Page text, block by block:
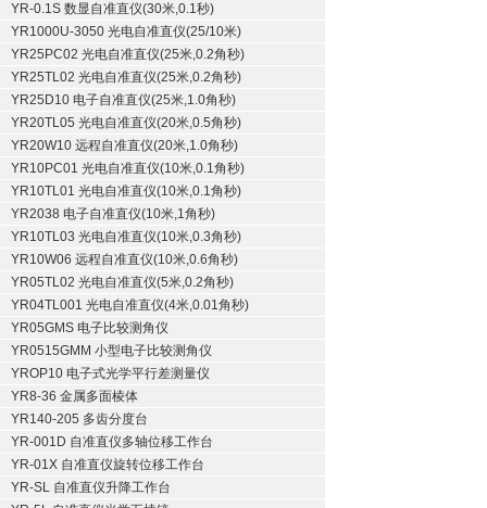
YR-0.1S 数显自准直仪(30米,0.1秒)
YR1000U-3050 光电自准直仪(25/10米)
YR25PC02 光电自准直仪(25米,0.2角秒)
YR25TL02 光电自准直仪(25米,0.2角秒)
YR25D10 电子自准直仪(25米,1.0角秒)
YR20TL05 光电自准直仪(20米,0.5角秒)
YR20W10 远程自准直仪(20米,1.0角秒)
YR10PC01 光电自准直仪(10米,0.1角秒)
YR10TL01 光电自准直仪(10米,0.1角秒)
YR2038 电子自准直仪(10米,1角秒)
YR10TL03 光电自准直仪(10米,0.3角秒)
YR10W06 远程自准直仪(10米,0.6角秒)
YR05TL02 光电自准直仪(5米,0.2角秒)
YR04TL001 光电自准直仪(4米,0.01角秒)
YR05GMS 电子比较测角仪
YR0515GMM 小型电子比较测角仪
YROP10 电子式光学平行差测量仪
YR8-36 金属多面棱体
YR140-205 多齿分度台
YR-001D 自准直仪多轴位移工作台
YR-01X 自准直仪旋转位移工作台
YR-SL 自准直仪升降工作台